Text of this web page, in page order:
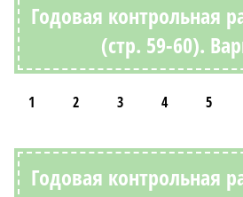
Годовая контрольная
(стр. 59-60).
1 2 3 4 5
Годовая контрольная